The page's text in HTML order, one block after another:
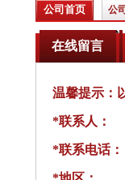
公司首页 公
在线留言
温馨提示：
*联系人：
*联系电话：